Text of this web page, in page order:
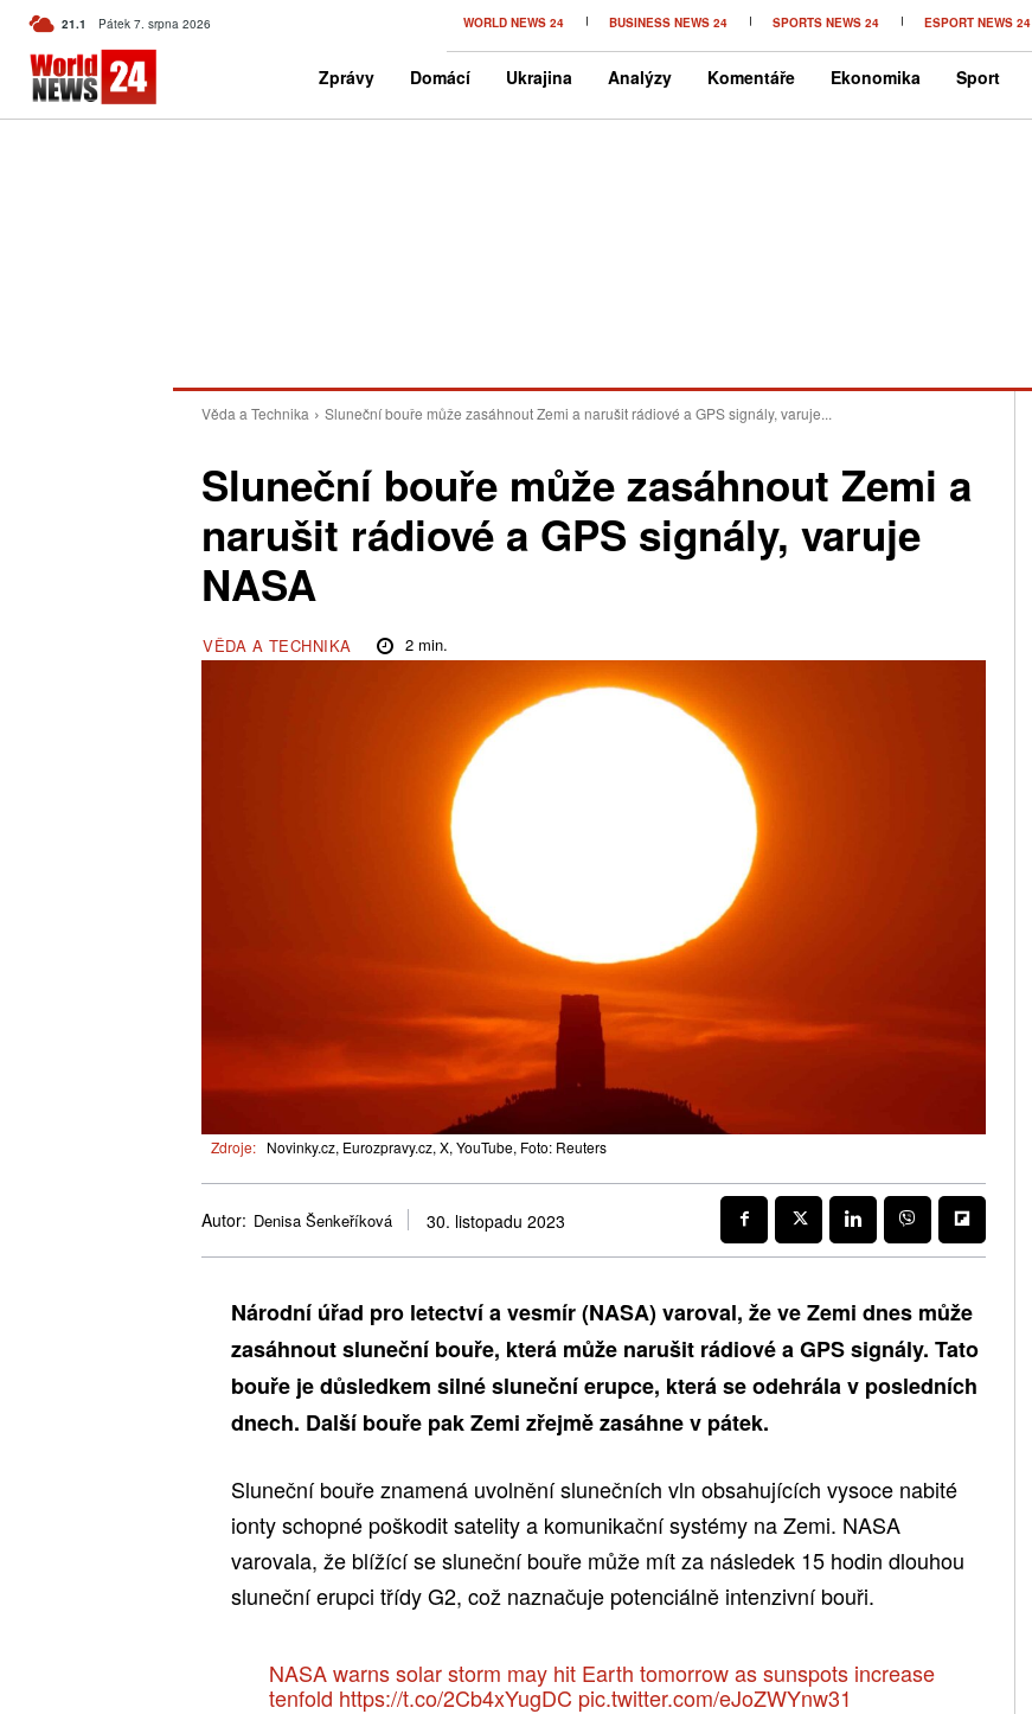
21.1 C Czech
Pátek 7. srpna 2026 WORLD NEWS 24 BUSINESS NEWS 24 SPORTS NEWS 24 ESPORT NEWS 24
Zprávy Domácí Ukrajina Analýzy Komentáře Ekonomika Sport
Věda a Technika Sluneční bouře může zasáhnout Zemi a narušit rádiové a GPS signály, varuje...
Sluneční bouře může zasáhnout Zemi a
narušit rádiové a GPS signály, varuje
NASA
VĚDA A TECHNIKA 2min.
Zdroje: Novinky.cz, Eurozpravy.cz, X, YouTube, Foto: Reuters
Autor: Denisa Šenkeříková 30. listopadu 2023
Národní úřad pro letectví a vesmír (NASA) varoval, že ve Zemi dnes může
zasáhnout sluneční bouře, která může narušit rádiové a GPS signály. Tato
bouře je důsledkem silné sluneční erupce, která se odehrála v posledních
dnech. Další bouře pak Zemi zřejmě zasáhne v pátek.
Sluneční bouře znamená uvolnění slunečních vln obsahujících vysoce nabité
ionty schopné poškodit satelity a komunikační systémy na Zemi. NASA
varovala, že blížící se sluneční bouře může mít za následek 15 hodin dlouhou
sluneční erupci třídy G2, což naznačuje potenciálně intenzivní bouři.
NASA warns solar storm may hit Earth tomorrow as sunspots increase
tenfold https://t.co/2Cb4xYugDC pic.twitter.com/eJoZWYnw31